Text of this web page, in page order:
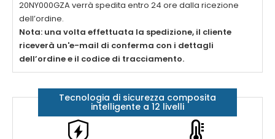
20NY000GZAverrà spedita entro 24 ore dalla ricezione
dell’ordine.
Nota: una volta effettuata la spedizione, il cliente
riceverà un'e-mail di conferma con i dettagli
dell’ordine e il codice di tracciamento.
Tecnologia di sicurezza composita
intelligente a 12 livelli